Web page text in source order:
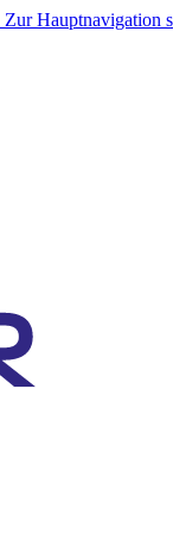
Zur Hauptnavigation